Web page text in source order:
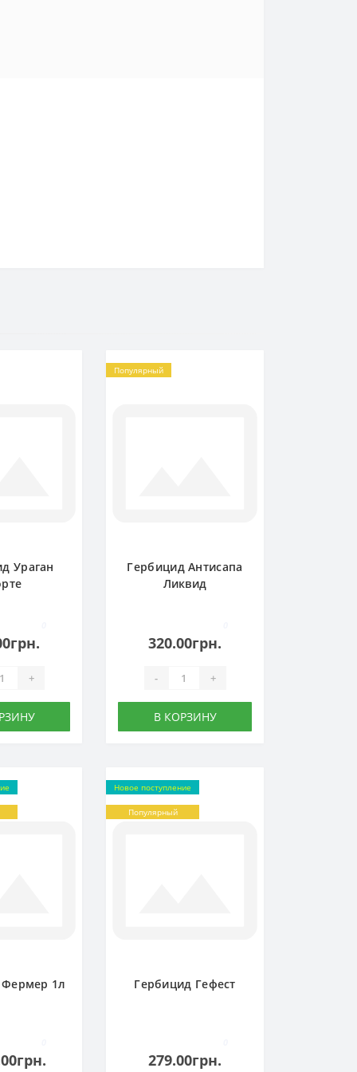
Ураган
+
Популярный
Гербицид Антисапа
Ликвид
320.00грн.
- +
В КОРЗИНУ
1л
Новое поступление
Популярный
Гербицид Гефест
279.00грн.